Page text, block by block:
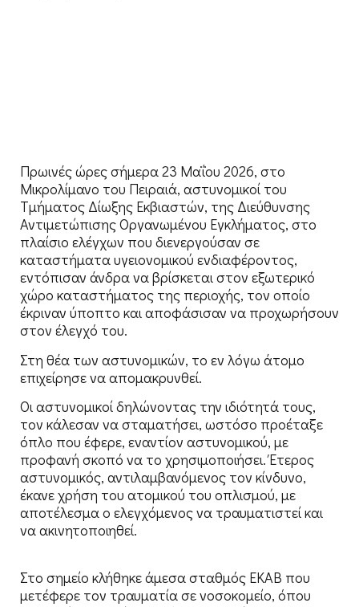
Πρωινές ώρες σήμερα 23 Μαΐου 2026, στο
Μικρολίμανο του Πειραιά, αστυνομικοί του
Τμήματος Δίωξης Εκβιαστών, της Διεύθυνσης
Αντιμετώπισης Οργανωμένου Εγκλήματος, στο
πλαίσιο ελέγχων που διενεργούσαν σε
καταστήματα υγειονομικού ενδιαφέροντος,
εντόπισαν άνδρα να βρίσκεται στον εξωτερικό
χώρο καταστήματος της περιοχής, τον οποίο
έκριναν ύποπτο και αποφάσισαν να προχωρήσουν
στον έλεγχό του.
Στη θέα των αστυνομικών, το εν λόγω άτομο
επιχείρησε να απομακρυνθεί.
Οι αστυνομικοί δηλώνοντας την ιδιότητά τους,
τον κάλεσαν να σταματήσει, ωστόσο προέταξε
όπλο που έφερε, εναντίον αστυνομικού, με
προφανή σκοπό να το χρησιμοποιήσει. Έτερος
αστυνομικός, αντιλαμβανόμενος τον κίνδυνο,
έκανε χρήση του ατομικού του οπλισμού, με
αποτέλεσμα ο ελεγχόμενος να τραυματιστεί και
να ακινητοποιηθεί.
Στο σημείο κλήθηκε άμεσα σταθμός ΕΚΑΒ που
μετέφερε τον τραυματία σε νοσοκομείο, όπου